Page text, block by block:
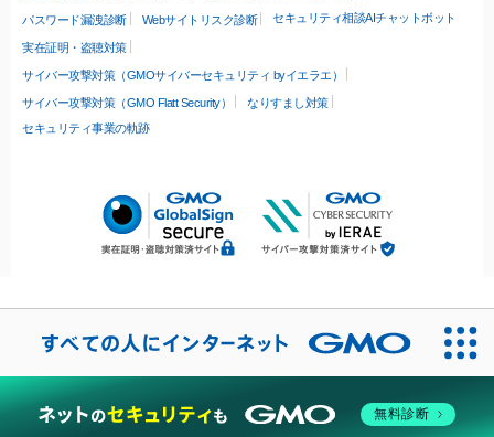
パスワード漏洩診断 Webサイトリスク診断 セキュリティ相談AIチャットボット
実在証明・盗聴対策
サイバー攻撃対策（GMOサイバーセキュリティ byイエラエ）
サイバー攻撃対策（GMO Flatt Security）
なりすまし対策
セキュリティ事業の軌跡
無料診断